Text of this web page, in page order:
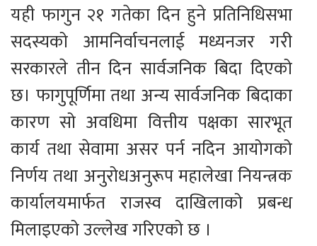
यही फागुन २१ गतेका दिन हुने प्रतिनिधिसभा
सदस्यको आमनिर्वाचनलाई मध्यनजर गरी
सरकारले तीन दिन सार्वजनिक बिदा दिएको
छ। फागुपूर्णिमा तथा अन्य सार्वजनिक बिदाका
कारण सो अवधिमा वित्तीय पक्षका सारभूत
कार्य तथा सेवामा असर पर्न नदिन आयोगको
निर्णय तथा अनुरोधअनुरूप महालेखा नियन्त्रक
कार्यालयमार्फत राजस्व दाखिलाको प्रबन्ध
मिलाइएको उल्लेख गरिएको छ ।